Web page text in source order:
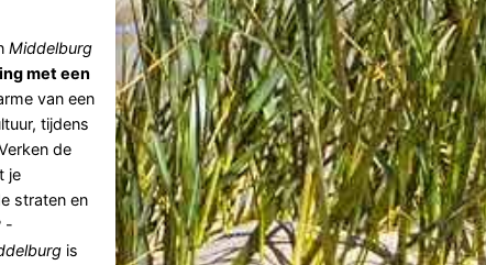
Middelburg
met een
van een
tijdens
de
je
straten en
-
is